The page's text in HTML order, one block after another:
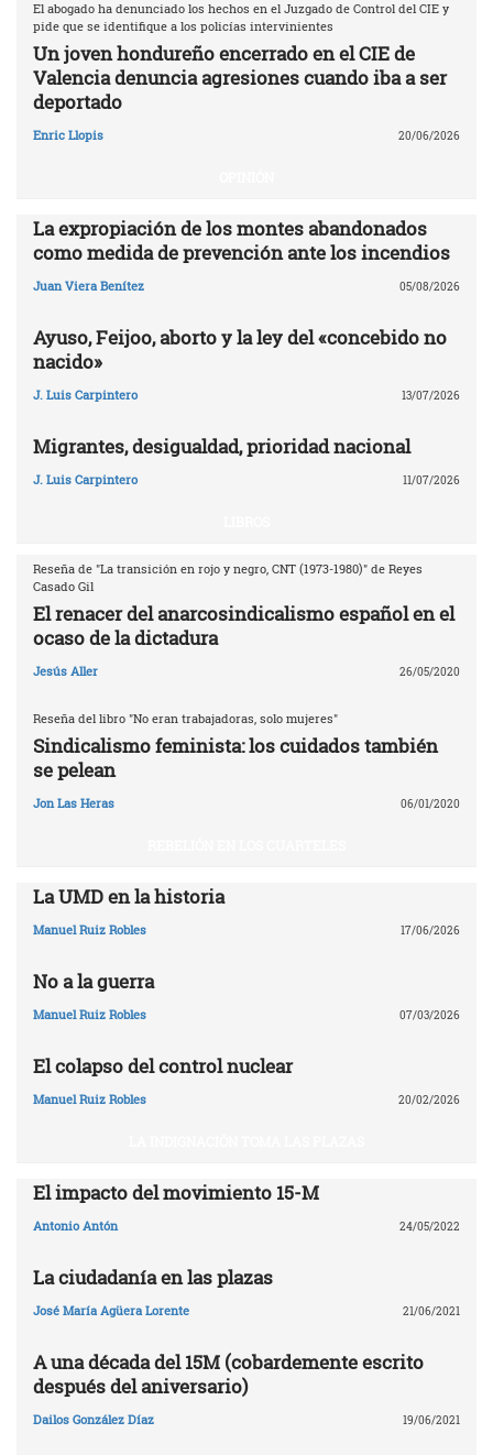
El abogado ha denunciado los hechos en el Juzgado de Control del CIE y
pide que se identifique a los policías intervinientes
Un joven hondureño encerrado en el CIE de
Valencia denuncia agresiones cuando iba a ser
deportado
Enric Llopis 20/06/2026
La expropiación de los montes abandonados
como medida de prevención ante los incendios
Juan Viera Benítez 05/08/2026
Ayuso, Feijoo, aborto y la ley del «concebido no
nacido»
J. Luis Carpintero 13/07/2026
Migrantes, desigualdad, prioridad nacional
J. Luis Carpintero 11/07/2026
Reseña de "La transición en rojo y negro, CNT (1973-1980)" de Reyes
Casado Gil
El renacer del anarcosindicalismo español en el
ocaso de la dictadura
Jesús Aller 26/05/2020
Reseña del libro "No eran trabajadoras, solo mujeres"
Sindicalismo feminista: los cuidados también
se pelean
Jon Las Heras 06/01/2020
La UMD en la historia
Manuel Ruiz Robles 17/06/2026
No a la guerra
Manuel Ruiz Robles 07/03/2026
El colapso del control nuclear
Manuel Ruiz Robles 20/02/2026
El impacto del movimiento 15-M
Antonio Antón 24/05/2022
La ciudadanía en las plazas
José María Agüera Lorente 21/06/2021
A una década del 15M (cobardemente escrito
después del aniversario)
Dailos González Díaz 19/06/2021